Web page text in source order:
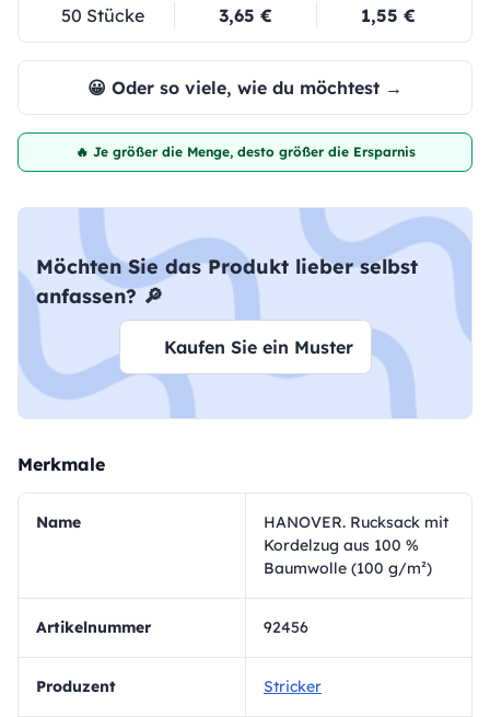
50 Stücke 3,65 € 1,55 €
😀 Oder so viele, wie du möchtest →
🔥 Je größer die Menge, desto größer die Ersparnis
Möchten Sie das Produkt lieber selbst
anfassen? 🔎
Kaufen Sie ein Muster
Merkmale
Name
HANOVER. Rucksack mit
Kordelzug aus 100 %
Baumwolle (100 g/m²)
Artikelnummer 92456
Produzent Stricker